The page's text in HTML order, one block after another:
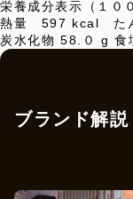
栄養成分表示（１０
熱量 597 kcal た
炭水化物 58.０ g 食
ブランド解説